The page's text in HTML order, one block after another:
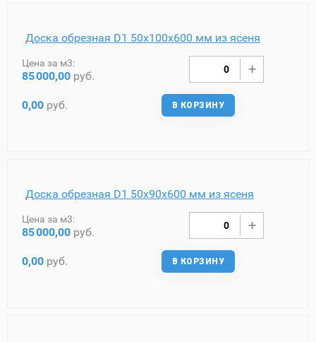
Доска обрезная D1 50х100х600 мм из ясеня
Цена за м3:
85000,00 руб.
0,00 руб. В КОРЗИНУ
Доска обрезная D1 50х90х600 мм из ясеня
Цена за м3:
85000,00 руб.
0,00 руб. В КОРЗИНУ